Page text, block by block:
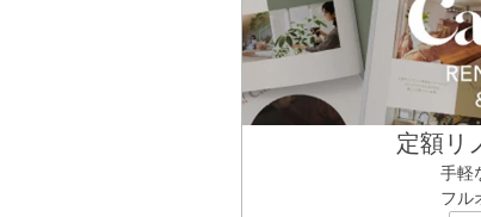
定額リ
手軽
フル